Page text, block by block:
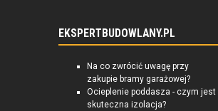
EKSPERTBUDOWLANY.PL
Na co zwrócić uwagę przy
zakupie bramy garażowej?
Ocieplenie poddasza - czym jest
skuteczna izolacja?